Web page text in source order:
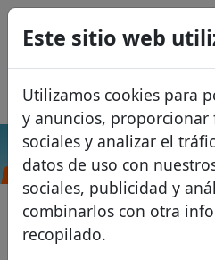
Este sitio web
Utilizamos cookies para
y anuncios, proporcionar
sociales y analizar el
datos de uso con
sociales, publicidad y
combinarlos con otra
recopilado.
Dominios
Base de datos de
Dominios africanos
Lista de precios
Buscar
USD
EUR
GBP
Français
Italiano
Português
Română
Eesti